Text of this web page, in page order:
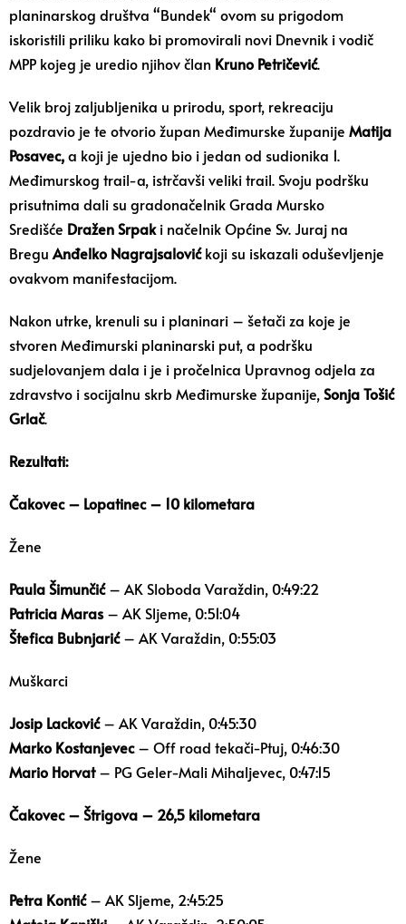
planinarskog društva “Bundek“ ovom su prigodom
iskoristili priliku kako bi promovirali novi Dnevnik i vodič
MPP kojeg je uredio njihov član Kruno Petričević.
Velik broj zaljubljenika u prirodu, sport, rekreaciju
pozdravio je te otvorio župan Međimurske županije Matija
Posavec,a koji je ujedno bio i jedan od sudionika 1.
Međimurskog trail-a, istrčavši veliki trail. Svoju podršku
prisutnima dali su gradonačelnik Grada Mursko
Središće Dražen Srpaki načelnik Općine Sv. Juraj na
Bregu Anđelko Nagrajsalovićkoji su iskazali oduševljenje
ovakvom manifestacijom.
Nakon utrke, krenuli su i planinari – šetači za koje je
stvoren Međimurski planinarski put, a podršku
sudjelovanjem dala i je i pročelnica Upravnog odjela za
zdravstvo i socijalnu skrb Međimurske županije,Sonja Tošić
Grlač.
Rezultati:
Čakovec – Lopatinec – 10 kilometara
Žene
Paula Šimunčić– AK Sloboda Varaždin, 0:49:22
Patricia Maras– AK Sljeme, 0:51:04
Štefica Bubnjarić– AK Varaždin, 0:55:03
Muškarci
Josip Lacković– AK Varaždin, 0:45:30
Marko Kostanjevec– Off road tekači-Ptuj, 0:46:30
Mario Horvat– PG Geler-Mali Mihaljevec, 0:47:15
Čakovec – Štrigova – 26,5 kilometara
Žene
Petra Kontić– AK Sljeme, 2:45:25